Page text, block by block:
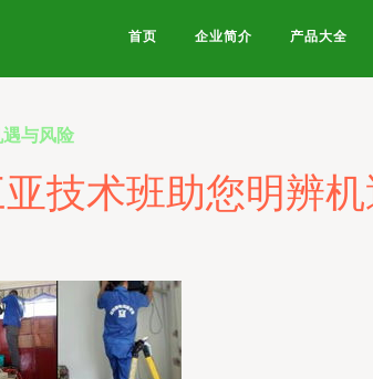
首页 企业简介 产品大全
与风险
技术班助您明辨